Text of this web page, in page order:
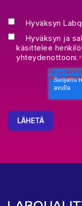
Hyväksyn
Hyväksyn ja
käsittelee
yhteydenottooni.*